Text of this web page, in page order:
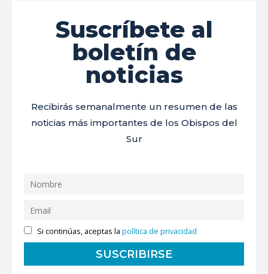
Suscríbete al
boletín de
noticias
Recibirás semanalmente un resumen de las
noticias más importantes de los Obispos del
Sur
Si continúas, aceptas lapolítica de privacidad